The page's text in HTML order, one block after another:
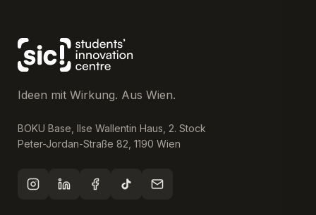
Ideen mit Wirkung. Aus Wien.
BOKU Base, Ilse Wallentin Haus, 2. Stock
Peter-Jordan-Straße 82, 1190 Wien